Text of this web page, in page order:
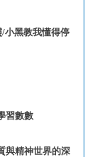
/小黑教我懂得停
習數數
與精神世界的深